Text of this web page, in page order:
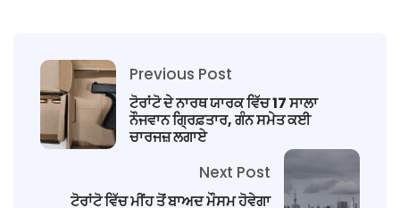
Previous Post
ਟੋਰਾਂਟੋ ਦੇ ਨਾਰਥ ਯਾਰਕ ਵਿੱਚ 17 ਸਾਲਾ
ਨੌਜਵਾਨ ਗ੍ਰਿਫ਼ਤਾਰ, ਗੰਨ ਸਮੇਤ ਕਈ
ਚਾਰਜਜ਼ ਲਗਾਏ
Next Post
ਟੋਰਾਂਟੋ ਵਿੱਚ ਮੀਂਹ ਤੋਂ ਬਾਅਦ ਮੌਸਮ ਹੋਵੇਗਾ